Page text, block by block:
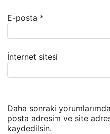
E-posta *
İnternet sitesi
Daha sonraki
posta adresim ve site
kaydedilsin.